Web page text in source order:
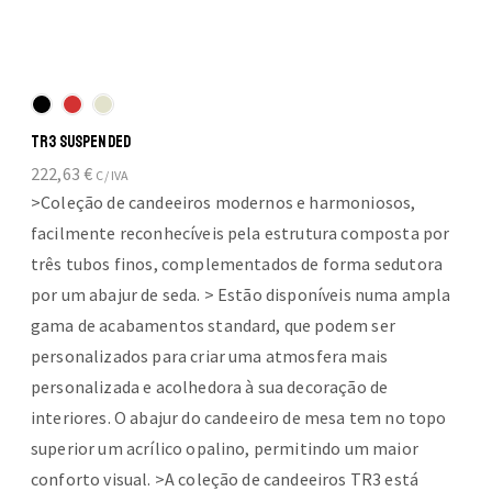
TR3 SUSPENDED
222,63€ C/ IVA
>Coleção de candeeiros modernos e harmoniosos,
facilmente reconhecíveis pela estrutura composta por
três tubos finos, complementados de forma sedutora
por um abajur de seda. > Estão disponíveis numa ampla
gama de acabamentos standard, que podem ser
personalizados para criar uma atmosfera mais
personalizada e acolhedora à sua decoração de
interiores. O abajur do candeeiro de mesa tem no topo
superior um acrílico opalino, permitindo um maior
conforto visual. >A coleção de candeeiros TR3 está